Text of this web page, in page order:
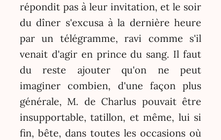
répondit pas à leur invitation, et le soir
du dîner s'excusa à la dernière heure
par un télégramme, ravi comme s'il
venait d'agir en prince du sang. Il faut
du reste ajouter qu'on ne peut
imaginer combien, d'une façon plus
générale, M. de Charlus pouvait être
insupportable, tatillon, et même, lui si
fin, bête, dans toutes les occasions où